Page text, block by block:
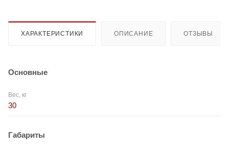
ХАРАКТЕРИСТИКИ ОПИСАНИЕ ОТЗЫВЫ
Основные
Вес, кг
30
Габариты